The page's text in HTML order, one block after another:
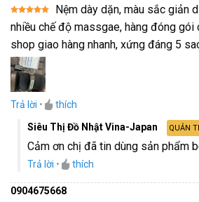
Được xếp
hạng5 5
Nệm dày dặn, màu sắc giản
nhiều chế độ massgae, hàng đóng gói
shop giao hàng nhanh, xứng đáng 5
Trả lời •
thích
Siêu Thị Đồ Nhật Vina-Japan
QUẢN
Cảm ơn chị đã tin dùng sản phẩm
Trả lời • thích
0904675668